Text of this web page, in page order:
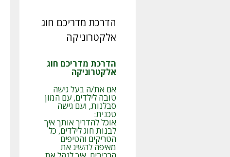
הדרכת מדריכם חוג
אלקטרוניקה
הדרכת מדריכם חוג
אלקטרוניקה
אם את/ה בעל גישה
טובה לילדים, עם המון
סבלנות, ועם גישה
טכנית:
אוכל להדריך אותך איך
לבנות חוג לילדים, כל
הטריקים והטיפים
מאיפה להשיג את